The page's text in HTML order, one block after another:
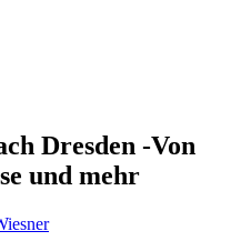
Dresden -Von
und mehr